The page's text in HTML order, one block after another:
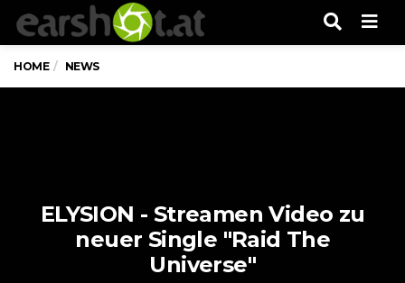
HOME NEWS
ELYSION - Streamen Video zu
neuer Single "Raid The
Universe"